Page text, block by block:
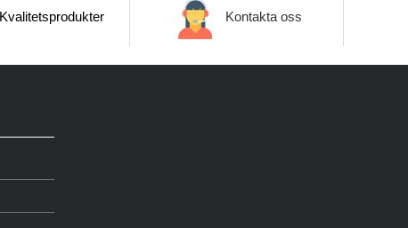
Kvalitetsprodukter Kontakta oss